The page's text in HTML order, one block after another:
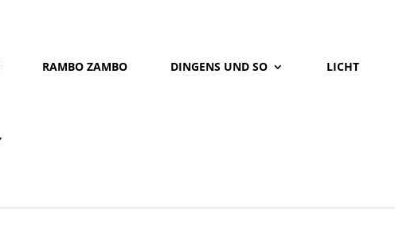
RAMBO ZAMBO DINGENS UND SO LICHT